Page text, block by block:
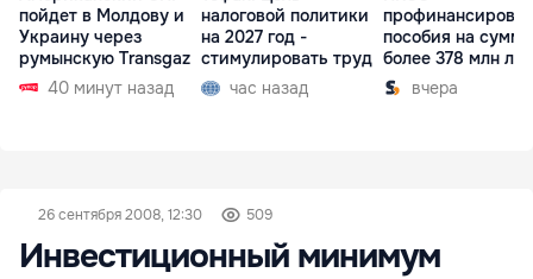
пойдет в Молдову и
Украину через
румынскую Transgaz
40 минут назад
налоговой политики
на 2027 год -
стимулировать труд
час назад
пособия на сумму
более 378 млн
вчера
26 сентября 2008, 12:30 509
Инвестиционный минимум